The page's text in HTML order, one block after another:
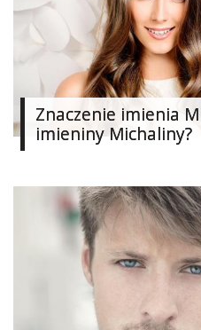
Znaczenie imienia
imieniny Michaliny?